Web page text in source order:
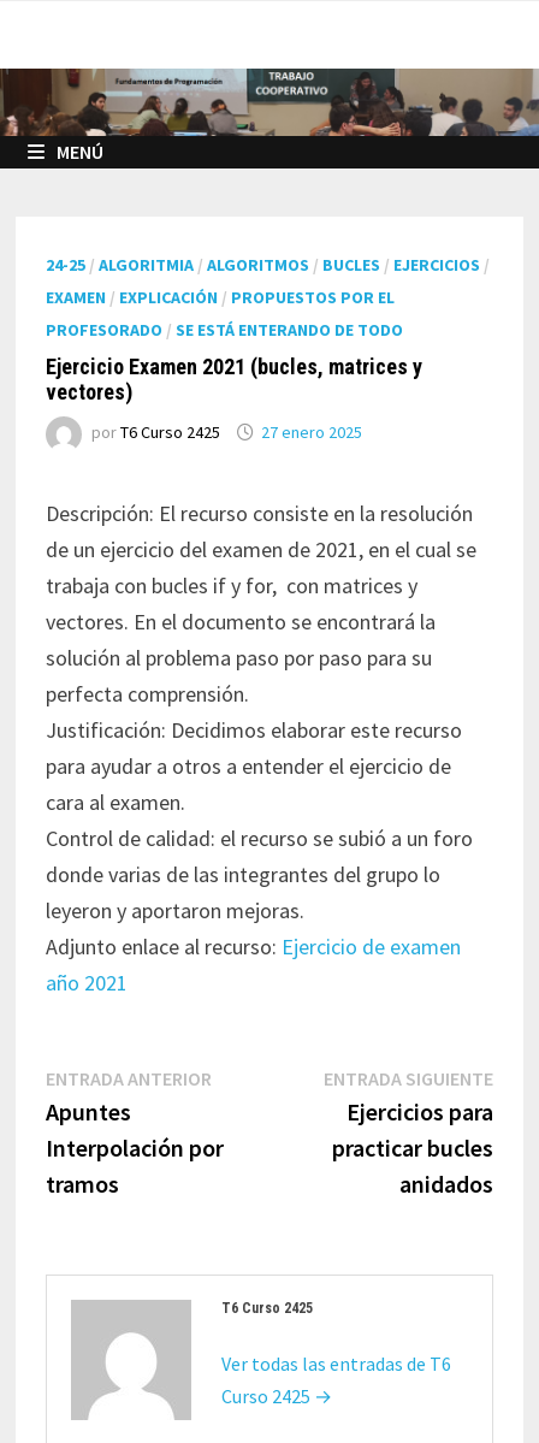
contenido
MENÚ
24-25 /ALGORITMIA /ALGORITMOS / BUCLES / EJERCICIOS /
EXAMEN / EXPLICACIÓN / PROPUESTOS POR EL
PROFESORADO /SE ESTÁ ENTERANDO DE TODO
Ejercicio Examen 2021 (bucles, matrices y
vectores)
porT6 Curso 2425 27 enero 2025
Descripción: El recurso consiste en la resolución
de un ejercicio del examen de 2021, en el cual se
trabaja con bucles if y for, con matrices y
vectores. En el documento se encontrará la
solución al problema paso por paso para su
perfecta comprensión.
Justificación: Decidimos elaborar este recurso
para ayudar a otros a entender el ejercicio de
cara al examen.
Control de calidad: el recurso se subió a un foro
donde varias de las integrantes del grupo lo
leyeron y aportaron mejoras.
Adjunto enlace al recurso: Ejercicio de examen
año 2021
Navegación
entradas
ENTRADA ANTERIOR
Apuntes
Interpolación por
tramos
ENTRADA SIGUIENTE
Ejercicios para
practicar bucles
anidados
T6 Curso 2425
Ver todas las entradas de T6
Curso 2425 →